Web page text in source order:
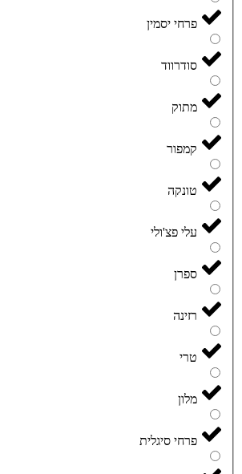
פרחי יסמין
סודרווד
מתוק
קמפור
טונקה
עלי פצ'ולי
ספרן
רזינה
טרי
מלון
פרחי סיגלית